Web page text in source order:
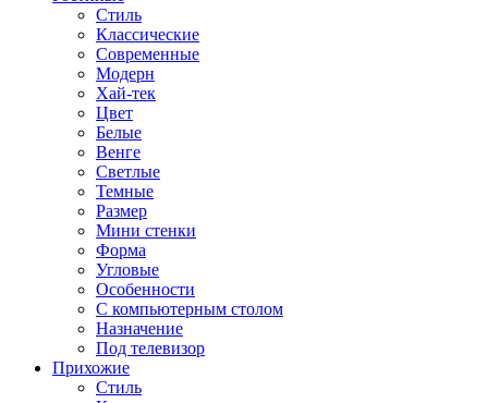
Стиль
Классические
Современные
Модерн
Хай-тек
Цвет
Белые
Венге
Светлые
Темные
Размер
Мини стенки
Форма
Угловые
Особенности
С компьютерным столом
Назначение
Под телевизор
Прихожие
Стиль